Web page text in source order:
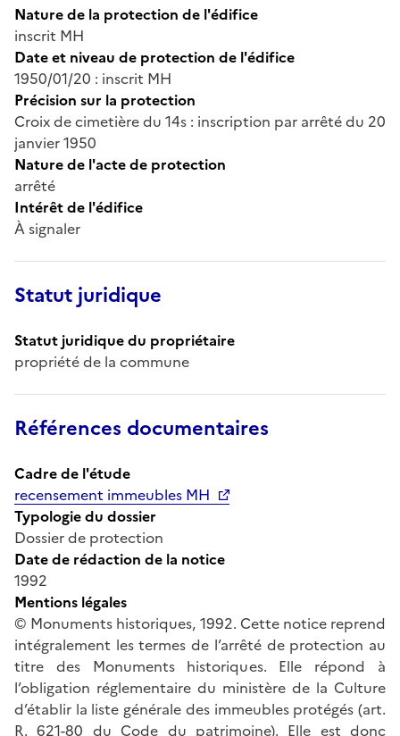
Nature de la protection de l'édifice
inscrit MH
Date et niveau de protection de l'édifice
1950/01/20 : inscrit MH
Précision sur la protection
Croix de cimetière du 14s : inscription par arrêté du 20
janvier 1950
Nature de l'acte de protection
arrêté
Intérêt de l'édifice
À signaler
Statut juridique
Statut juridique du propriétaire
propriété de la commune
Références documentaires
Cadre de l'étude
recensement immeubles MH
Typologie du dossier
Dossier de protection
Date de rédaction de la notice
1992
Mentions légales
© Monuments historiques, 1992. Cette notice reprend
intégralement les termes de l’arrêté de protection au
titre des Monuments historiques. Elle répond à
l’obligation réglementaire du ministère de la Culture
d’établir la liste générale des immeubles protégés (art.
R. 621-80 du Code du patrimoine). Elle est donc